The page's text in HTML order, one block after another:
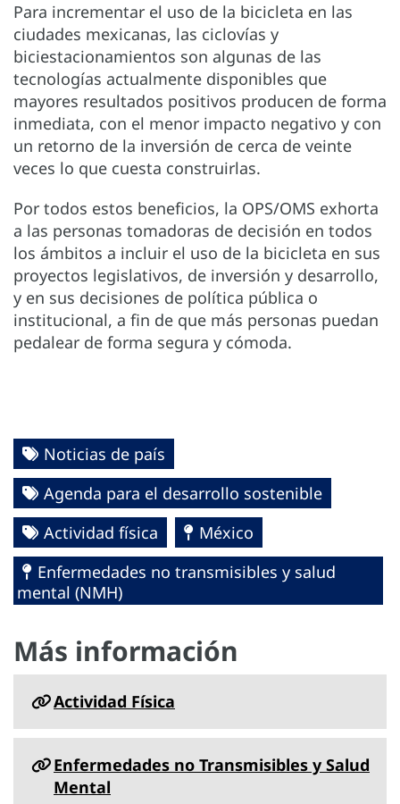
Para incrementar el uso de la bicicleta en las
ciudades mexicanas, las ciclovías y
biciestacionamientos son algunas de las
tecnologías actualmente disponibles que
mayores resultados positivos producen de forma
inmediata, con el menor impacto negativo y con
un retorno de la inversión de cerca de veinte
veces lo que cuesta construirlas.
Por todos estos beneficios, la OPS/OMS exhorta
a las personas tomadoras de decisión en todos
los ámbitos a incluir el uso de la bicicleta en sus
proyectos legislativos, de inversión y desarrollo,
y en sus decisiones de política pública o
institucional, a fin de que más personas puedan
pedalear de forma segura y cómoda.
Noticias de país
Agenda para el desarrollo sostenible
Actividad física
México
Enfermedades no transmisibles y salud
mental (NMH)
Más información
Actividad Física
Enfermedades no Transmisibles y Salud
Mental